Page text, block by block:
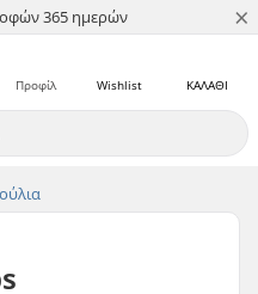
365 ημερών
5 ×
ΚΑΛΑΘΙ
Wishlist
Προφίλ